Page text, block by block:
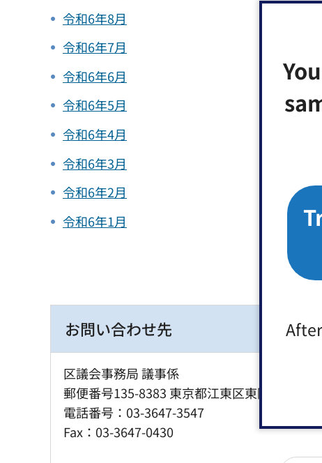
令和6年8月
令和6年7月
令和6年6月
令和6年5月
令和6年4月
令和6年3月
令和6年2月
令和6年1月
お問い合わせ先
区議会事務局 議事係
郵便番号135-8383 東京都江東区東陽4丁目11
電話番号：03-3647-3547
Fax：03-3647-0430